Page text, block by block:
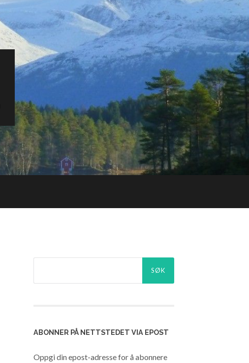
ABONNER PÅ NETTSTEDET VIA EPOST
Oppgi din epost-adresse for å abonnere